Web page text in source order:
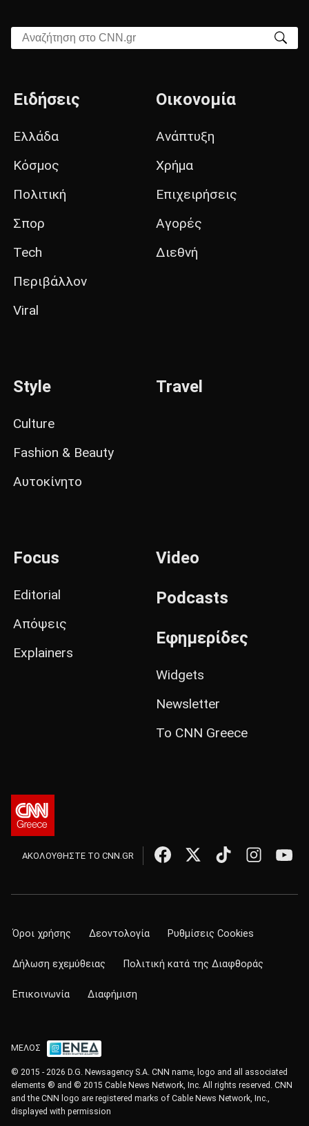
Αναζήτηση στο CNN.gr
Ειδήσεις
Ελλάδα
Κόσμος
Πολιτική
Σπορ
Tech
Περιβάλλον
Viral
Οικονομία
Ανάπτυξη
Χρήμα
Επιχειρήσεις
Αγορές
Διεθνή
Style
Culture
Fashion & Beauty
Αυτοκίνητο
Travel
Focus
Editorial
Απόψεις
Explainers
Video
Podcasts
Εφημερίδες
Widgets
Newsletter
Το CNN Greece
ΑΚΟΛΟΥΘΗΣΤΕ ΤΟ CNN.GR
Όροι χρήσης Δεοντολογία Ρυθμίσεις Cookies
Δήλωση εχεμύθειας Πολιτική κατά της Διαφθοράς
Επικοινωνία Διαφήμιση
ΜΕΛΟΣ
© 2015 - 2026 D.G. Newsagency S.A. CNN name, logo and all associated
elements ® and © 2015 Cable News Network, Inc. All rights reserved. CNN
and the CNN logo are registered marks of Cable News Network, Inc.,
displayed with permission